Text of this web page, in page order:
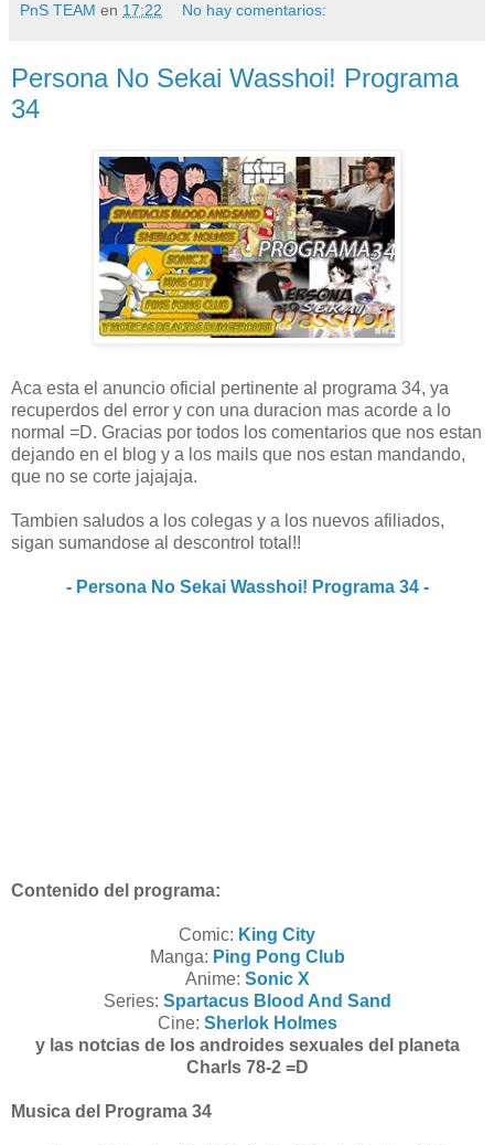
PnS TEAM en 17:22 No hay comentarios:
Persona No Sekai Wasshoi! Programa
34
Aca esta el anuncio oficial pertinente al programa 34, ya
recuperdos del error y con una duracion mas acorde a lo
normal =D. Gracias por todos los comentarios que nos estan
dejando en el blog y a los mails que nos estan mandando,
que no se corte jajajaja.
Tambien saludos a los colegas y a los nuevos afiliados,
sigan sumandose al descontrol total!!
- Persona No Sekai Wasshoi! Programa 34 -
Contenido del programa:
Comic: King City
Manga: Ping Pong Club
Anime: Sonic X
Series: Spartacus Blood And Sand
Cine: Sherlok Holmes
y las notcias de los androides sexuales del planeta
Charls 78-2 =D
Musica del Programa 34